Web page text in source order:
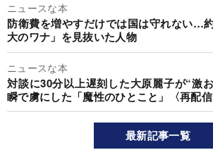
ニュースな本
防衛費を増やすだけでは国は守れない…
大のワナ」を見抜いた人物
ニュースな本
対談に30分以上遅刻した大原麗子が“激
瞬で虜にした「魔性のひとこと」〈再配信
最新記事一覧